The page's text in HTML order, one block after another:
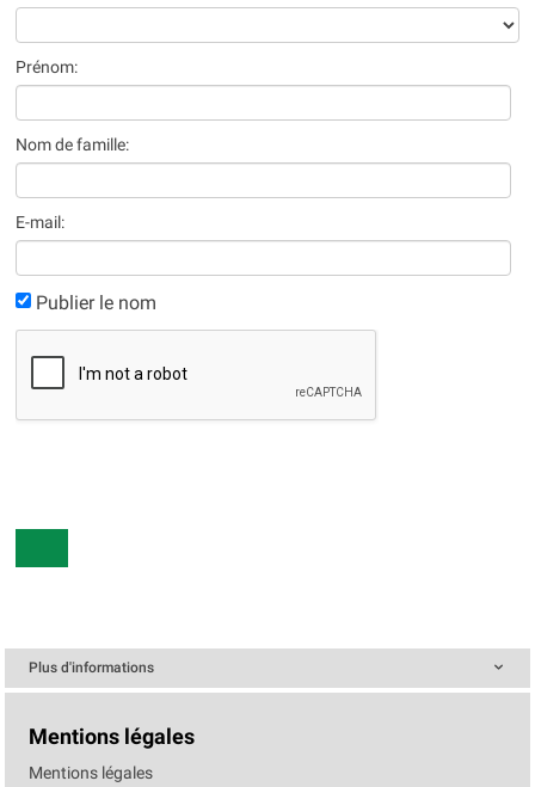
Prénom:
Nom de famille:
E-mail:
Publier le nom
Plus d'informations
Mentions légales
Mentions légales